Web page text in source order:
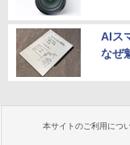
AIス
なぜ
本サイトのご利用につ